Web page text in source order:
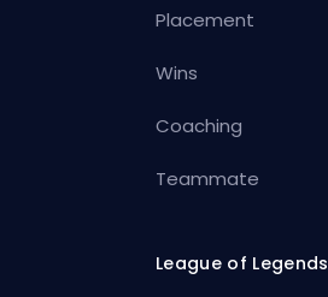
Placement
Wins
Coaching
Teammate
League of Legends